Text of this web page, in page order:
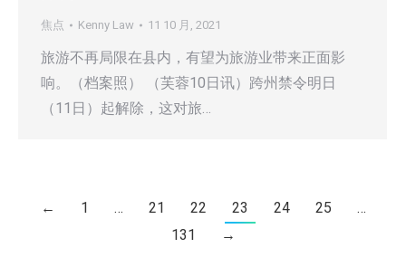
焦点 Kenny Law 11 10 月, 2021
旅游不再局限在县内，有望为旅游业带来正面影
响。（档案照） （芙蓉10日讯）跨州禁令明日
（11日）起解除，这对旅…
← 1 … 21 22 23 24 25
…
131
→